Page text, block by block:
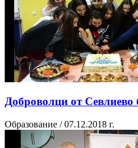
Доброволци от
Образование / 07.12.2018 г.